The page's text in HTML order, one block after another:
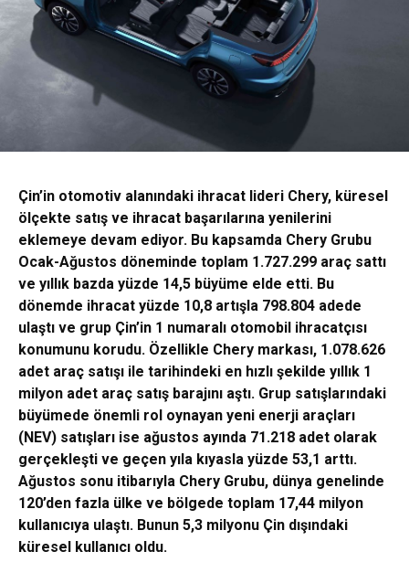
Çin’in otomotiv alanındaki ihracat lideri Chery, küresel
ölçekte satış ve ihracat başarılarına yenilerini
eklemeye devam ediyor. Bu kapsamda Chery Grubu
Ocak-Ağustos döneminde toplam 1.727.299 araç sattı
ve yıllık bazda yüzde 14,5 büyüme elde etti. Bu
dönemde ihracat yüzde 10,8 artışla 798.804 adede
ulaştı ve grup Çin’in 1 numaralı otomobil ihracatçısı
konumunu korudu. Özellikle Chery markası, 1.078.626
adet araç satışı ile tarihindeki en hızlı şekilde yıllık 1
milyon adet araç satış barajını aştı. Grup satışlarındaki
büyümede önemli rol oynayan yeni enerji araçları
(NEV) satışları ise ağustos ayında 71.218 adet olarak
gerçekleşti ve geçen yıla kıyasla yüzde 53,1 arttı.
Ağustos sonu itibarıyla Chery Grubu, dünya genelinde
120’den fazla ülke ve bölgede toplam 17,44 milyon
kullanıcıya ulaştı. Bunun 5,3 milyonu Çin dışındaki
küresel kullanıcı oldu.